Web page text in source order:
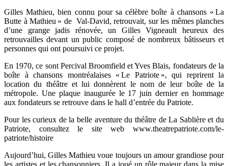
Gilles Mathieu, bien connu pour sa célèbre boîte à chansons « La
Butte à Mathieu » de Val-David, retrouvait, sur les mêmes planches
d’une grange jadis rénovée, un Gilles Vigneault heureux des
retrouvailles devant un public composé de nombreux bâtisseurs et
personnes qui ont poursuivi ce projet.
En 1970, ce sont Percival Broomfield et Yves Blais, fondateurs de la
boîte à chansons montréalaises « Le Patriote », qui reprirent la
location du théâtre et lui donnèrent le nom de leur boîte de la
métropole. Une plaque inaugurée le 17 juin dernier en hommage
aux fondateurs se retrouve dans le hall d’entrée du Patriote.
Pour les curieux de la belle aventure du théâtre de La Sablière et du
Patriote, consultez le site web www.theatrepatriote.com/le-
patriote/histoire
Aujourd’hui, Gilles Mathieu voue toujours un amour grandiose pour